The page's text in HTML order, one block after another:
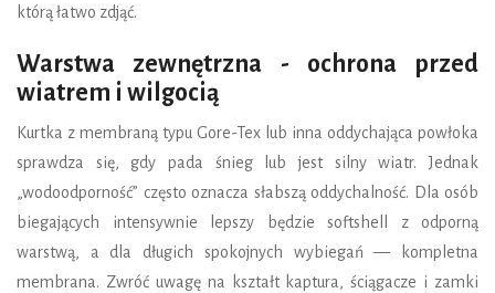
którą łatwo zdjąć.
Warstwa zewnętrzna - ochrona przed
wiatrem i wilgocią
Kurtka z membraną typu Gore-Tex lub inna oddychająca powłoka
sprawdza się, gdy pada śnieg lub jest silny wiatr. Jednak
„wodoodporność” często oznacza słabszą oddychalność. Dla osób
biegających intensywnie lepszy będzie softshell z odporną
warstwą, a dla długich spokojnych wybiegań — kompletna
membrana. Zwróć uwagę na kształt kaptura, ściągacze i zamki